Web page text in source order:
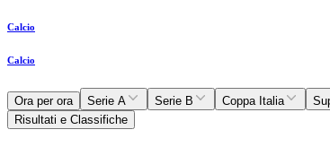
Calcio
Calcio
Ora per ora Serie A Serie B Coppa Italia
Risultati e Classifiche